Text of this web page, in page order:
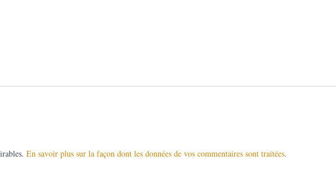
En savoir plus sur la façon dont les données de vos commentaires sont traitées.